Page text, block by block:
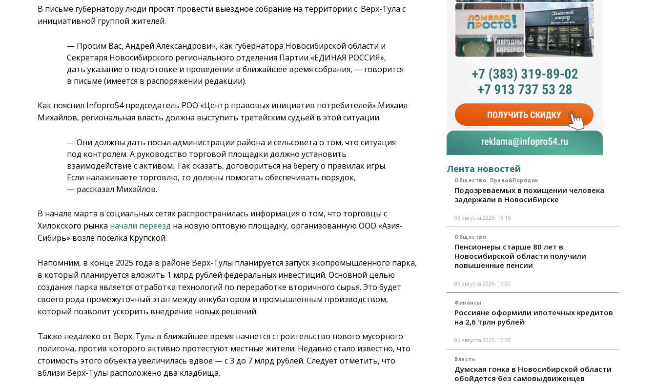
В письме губернатору люди просят провести выездное собрание на территории с. Верх-Тула с
инициативной группой жителей.
— Просим Вас, Андрей Александрович, как губернатора Новосибирской области и
Секретаря Новосибирского регионального отделения Партии «ЕДИНАЯ РОССИЯ»,
дать указание о подготовке и проведении в ближайшее время собрания, — говорится
в письме (имеется в распоряжении редакции).
Как пояснил Infopro54 председатель РОО «Центр правовых инициатив потребителей» Михаил
Михайлов, региональная власть должна выступить третейским судьей в этой ситуации.
— Они должны дать посыл администрации района и сельсовета о том, что ситуация
под контролем. А руководство торговой площадки должно установить
взаимодействие с активом. Так сказать, договориться на берегу о правилах игры.
Если налаживаете торговлю, то должны помогать обеспечивать порядок,
— рассказал Михайлов.
В начале марта в социальных сетях распространилась информация о том, что торговцы с
Хилокского рынка начали переезд на новую оптовую площадку, организованную ООО «Азия-
Сибирь» возле поселка Крупской.
Напомним, в конце 2025 года в районе Верх-Тулы планируется запуск экопромышленного парка,
в который планируется вложить 1 млрд рублей федеральных инвестиций. Основной целью
создания парка является отработка технологий по переработке вторичного сырья. Это будет
своего рода промежуточный этап между инкубатором и промышленным производством,
который позволит ускорить внедрение новых решений.
Также недалеко от Верх-Тулы в ближайшее время начнется строительство нового мусорного
полигона, против которого активно протестуют местные жители. Недавно стало известно, что
стоимость этого объекта увеличилась вдвое — с 3 до 7 млрд рублей. Следует отметить, что
вблизи Верх-Тулы расположено два кладбища.
Лента новостей
Общество Право&Порядок
Подозреваемых в похищении человека
задержали в Новосибирске
06 августа 2026, 16:15
Общество
Пенсионеры старше 80 лет в
Новосибирской области получили
повышенные пенсии
06 августа 2026, 16:00
Финансы
Россияне оформили ипотечных кредитов
на 2,6 трлн рублей
06 августа 2026, 15:53
Власть
Думская гонка в Новосибирской области
обойдется без самовыдвиженцев